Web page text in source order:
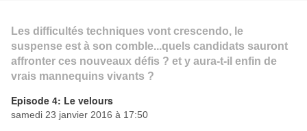
Les difficultés techniques vont crescendo, le
suspense est à son comble...quels candidats sauront
affronter ces nouveaux défis ? et y aura-t-il enfin de
vrais mannequins vivants ?
Episode 4: Le velours
samedi 23 janvier 2016 à 17:50